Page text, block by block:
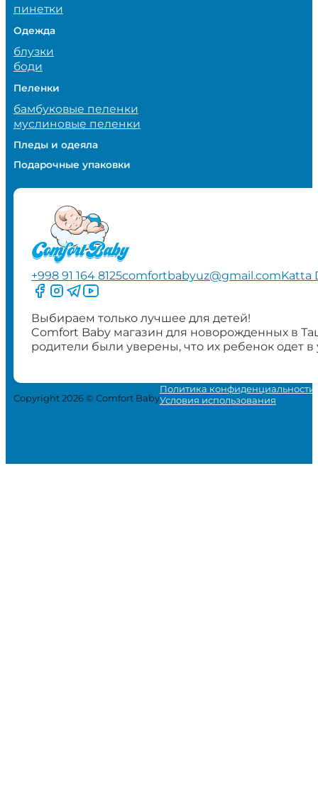
пинетки
Одежда
блузки
боди
Пеленки
бамбуковые пеленки
муслиновые пеленки
Пледы и одеяла
Подарочные упаковки
+998 91 164 8125comfortbabyuz@gmail.comKatta
Следите за нами на Facebook
Следите за нами в Instagram
Следите за нами в Telegram
Следите за нами в YouTube
Выбираем только лучшее для детей!
Comfort Baby магазин для новорожденных в
родители были уверены, что их ребенок одет
Copyright 2026 © Comfort Baby
Политика конфиденциальности
Условия использования